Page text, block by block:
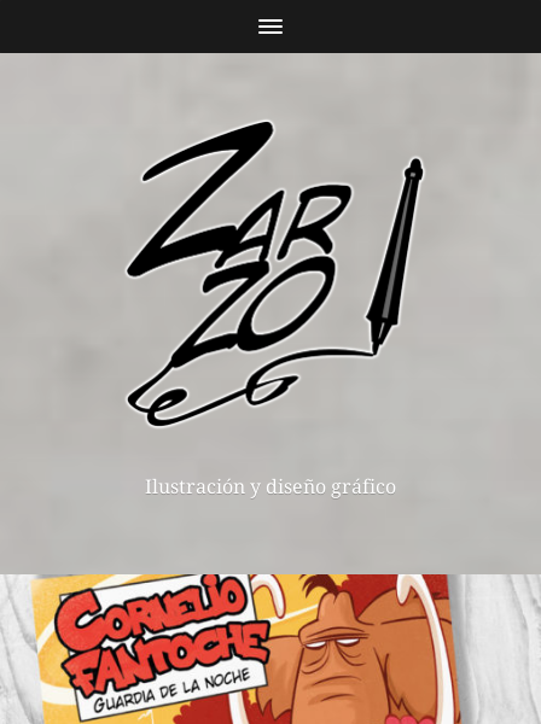
Ilustración y diseño gráfico